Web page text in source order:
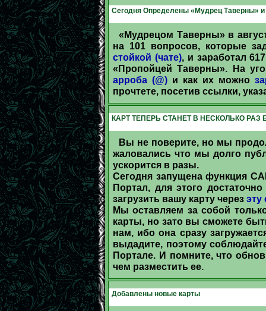
Сегодня Определены «Мудрец Таверны» и
«Мудрецом Таверны» в
на 101 вопросов, которые
стойкой (чате), и заработал
«Пропойцей Таверны». На
арроба (@) и как их можно
прочтете, посетив ссылки,
КАРТ ТЕПЕРЬ СТАНЕТ В НЕСКОЛЬКО РАЗ
Вы не поверите, но мы
жаловались что мы долго
ускорится в разы.
Сегодня запущена функция
Портал, для этого
загрузить вашу карту через эту
Мы оставляем за собой
карты, но зато вы сможете
нам, ибо она сразу
выдадите, поэтому
Портале. И помните, что
чем разместить ее.
Добавлены новые карты